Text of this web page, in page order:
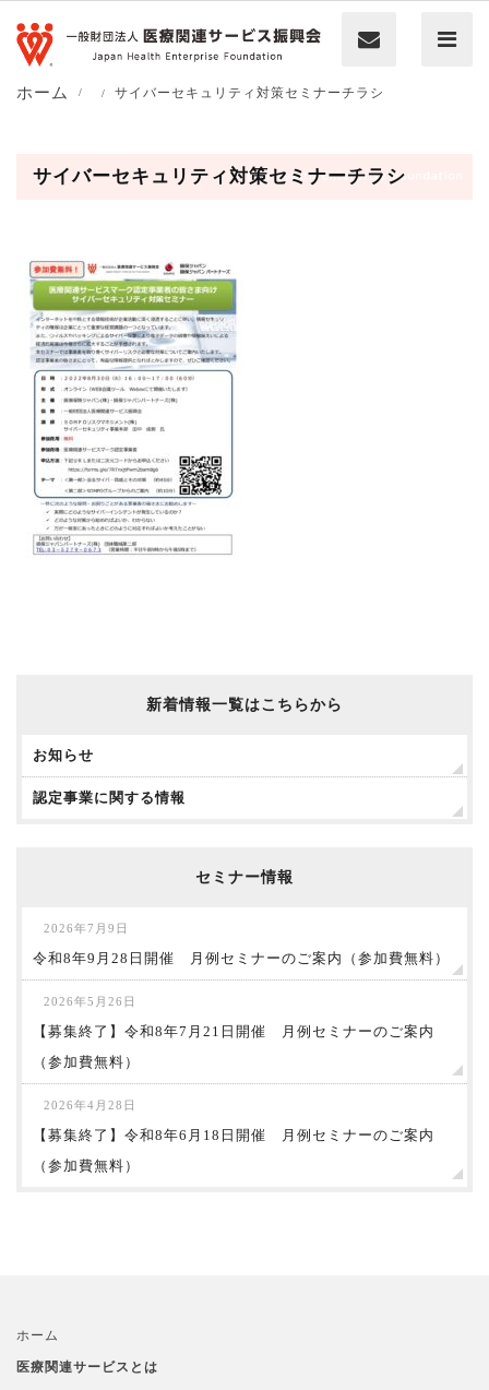
ホーム サイバーセキュリティ対策セミナーチラシ
サイバーセキュリティ対策セミナーチラシ
新着情報一覧はこちらから
お知らせ
認定事業に関する情報
セミナー情報
2026年7月9日
令和8年9月28日開催 月例セミナーのご案内（参加費無料）
2026年5月26日
【募集終了】令和8年7月21日開催 月例セミナーのご案内
（参加費無料）
2026年4月28日
【募集終了】令和8年6月18日開催 月例セミナーのご案内
（参加費無料）
ホーム
医療関連サービスとは